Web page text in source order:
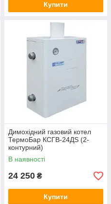
Купити
Димохідний газовий котел
ТермоБар КСГВ-24ДЅ (2-
контурний)
В наявності
24 250 ₴
Купити